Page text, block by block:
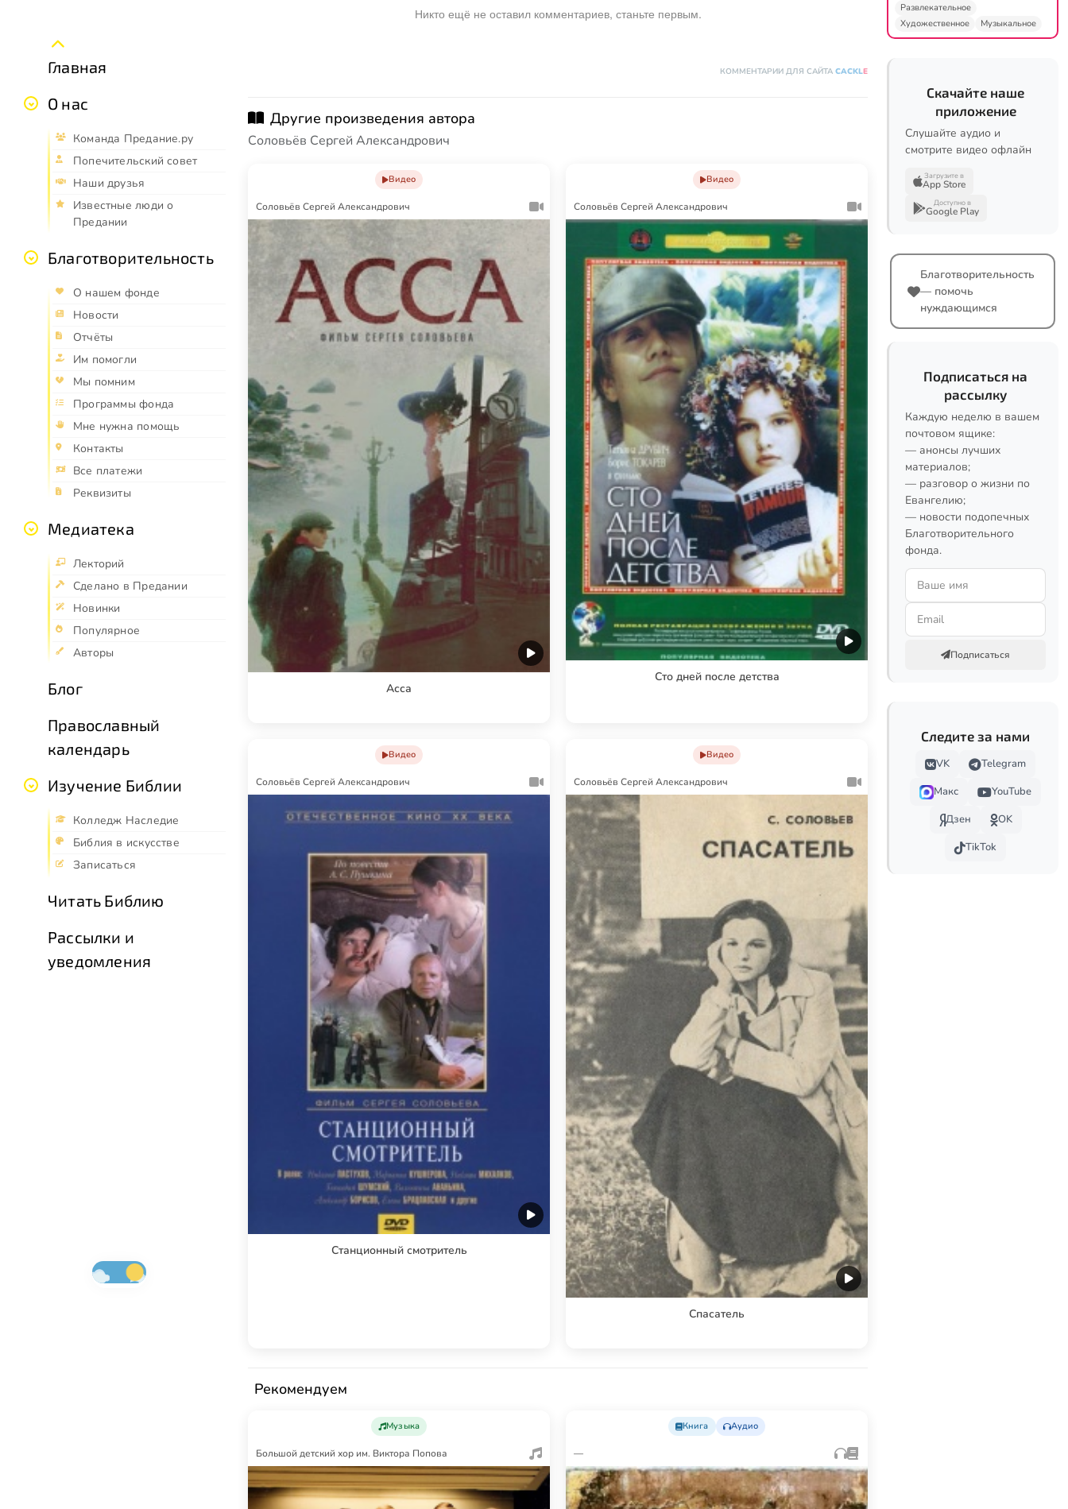
Главная
О нас
Команда Предание.ру
Попечительский совет
Наши друзья
Известные люди о
Предании
Благотворительность
О нашем фонде
Новости
Отчёты
Им помогли
Мы помним
Программы фонда
Мне нужна помощь
Контакты
Все платежи
Реквизиты
Медиатека
Лекторий
Сделано в Предании
Новинки
Популярное
Авторы
Блог
Православный
календарь
Изучение Библии
Колледж Наследие
Библия в искусстве
Записаться
Читать Библию
Рассылки и
уведомления
Никто ещё не оставил комментариев, станьте первым.
КОММЕНТАРИИ ДЛЯ САЙТА CACKLE
Другие произведения автора
Соловьёв Сергей Александрович
Видео
Соловьёв Сергей Александрович
Асса
Видео
Соловьёв Сергей Александрович
Сто дней после детства
Видео
Соловьёв Сергей Александрович
Станционный смотритель
Видео
Соловьёв Сергей Александрович
Спасатель
Рекомендуем
Музыка
Большой детский хор им. Виктора Попова
Книга Аудио
—
Развлекательное
Художественное
Музыкальное
Скачайте наше
приложение
Слушайте аудио и
смотрите видео офлайн
Загрузите в
App Store
Доступно в
Google Play
Благотворительность
— помочь
нуждающимся
Подписаться на
рассылку
Каждую неделю в вашем
почтовом ящике:
— анонсы лучших
материалов;
— разговор о жизни по
Евангелию;
— новости подопечных
Благотворительного
фонда.
Подписаться
Следите за нами
VK
Telegram
Макс
YouTube
Дзен
OK
TikTok